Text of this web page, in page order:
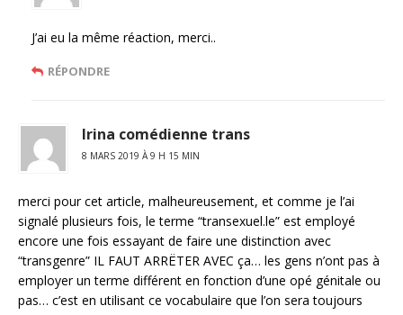
J’ai eu la même réaction, merci..
RÉPONDRE
Irina comédienne trans
8 MARS 2019 À 9 H 15 MIN
merci pour cet article, malheureusement, et comme je l’ai
signalé plusieurs fois, le terme “transexuel.le” est employé
encore une fois essayant de faire une distinction avec
“transgenre” IL FAUT ARRËTER AVEC ça… les gens n’ont pas à
employer un terme différent en fonction d’une opé génitale ou
pas… c’est en utilisant ce vocabulaire que l’on sera toujours